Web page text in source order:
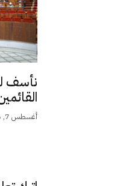
نأسف
أغسطس 7, 2026